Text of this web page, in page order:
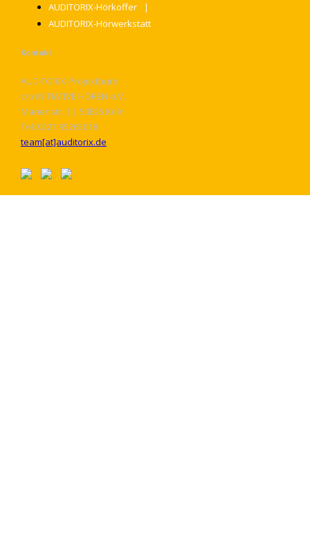
AUDITORIX-Hörkoffer
AUDITORIX-Hörwerkstatt
Kontakt
AUDITORIX-Projektbüro
c/o INITIATIVE HÖREN e.V.
Marienstr. 3 | 50825 Köln
Tel: 0221 95265018
team[at]auditorix.de